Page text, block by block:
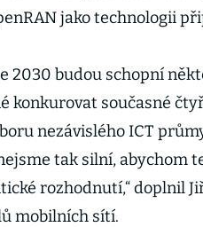
jako technologii
2030 budou schopní
konkurovat současné
nezávislého ICT
tak silní, abychom
rozhodnutí,“ doplnil
mobilních sítí.